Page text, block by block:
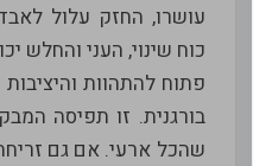
עושרו, החזק עלול
כוח שינוי, העני והחלש
פתוח להתהוות
בורגנית. זו תפיסה
שהכל ארעי. אם גם